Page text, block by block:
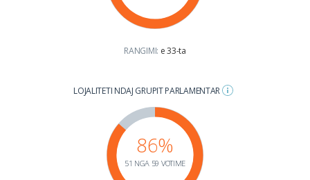
RANGIMI: e 33-ta
LOJALITETI NDAJ GRUPIT PARLAMENTAR
86%
51 NGA 59 VOTIME